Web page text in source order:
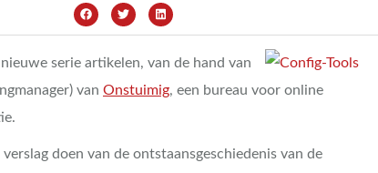
serie artikelen, van de hand van
van Onstuimig, een bureau voor online
doen van de ontstaansgeschiedenis van de